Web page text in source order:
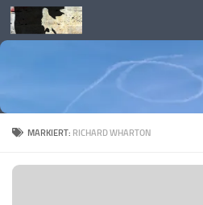
Skip to content
MARKIERT: RICHARD WHARTON